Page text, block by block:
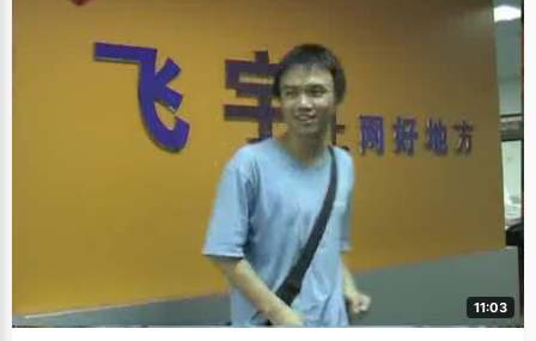
个步骤认真操作，种出了一堆白白的豆芽。 高立力最崇拜的人爱因斯坦，钱
学森以及高森等科学家，小时候一直梦想着能成为像他们一样让人敬佩的科
学家，"他们在某些领域中有卓越的才华，让人敬佩，而且他们的爱国也热情
让人尊重。小时候别人问我长大要干什么，我都回答&lsquo;科学家
&rsquo;。现在也还有这样的梦想呢。只是发现当科学家并不那么容易。" 高
立力的爸爸是当地小有名气的作家，一手的好文章让人称道，虽然他对儿子
在文学上的差强人意有些遗憾，但是他还是很尊重儿子的兴趣爱好。高爸爸
跟儿子在一起的时候谈论的都是些宏观的东西，人生观、世界观、价值取向
等等，"爸爸常跟我讲一些青年才俊的成功励志故事，比如马云、巴菲特、马
化腾等人的成功经历"高立力说，可能受到爸爸的影响，所以自己选择了清华
大学的经济与金融专业。或许，在不久后，中国又会多出一个像马云一样的
毫不谦虚的说："从小学习成绩都非常的好，常常拿第一。" 高立力高中时候
可是学校的名人，因为成绩非常优异，每次学校大会颁奖的时候，他总是第
一个站到台上的，所以在学校里颇有名气。但是他最终还是在第一次高考中
落榜，让很多人万分惊诧。语文才考了99分，其他优势科目也不同程度的失
误，与自己一直以来心慕的清华大学无缘，回想起高考的经历，高立力感慨
11:03